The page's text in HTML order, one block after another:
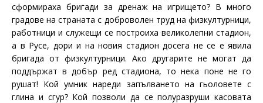
сформираха бригади за дренаж на игрището? В много
градове на страната с доброволен труд на физкултурници,
работници и служещи се построиха великолепни стадион,
а в Русе, дори и на новия стадион досега не се е явила
бригада от физкултурници. Ако другарите не могат да
поддържат в добър ред стадиона, то нека поне не го
рушат! Кой умник нареди запълването на гьоловете с
глина и сгур? Кой позволи да се полуразруши касовата